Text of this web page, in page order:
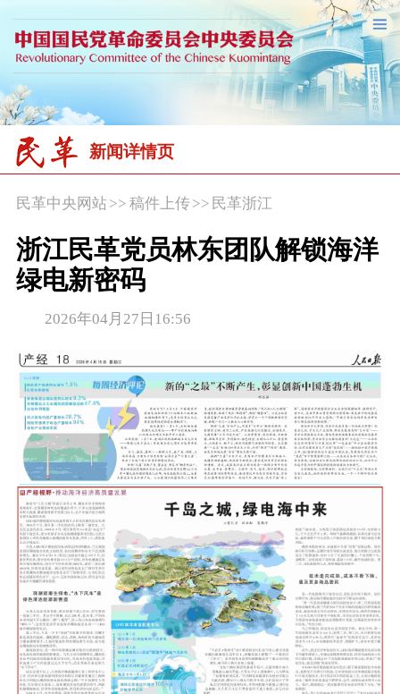
新闻详情页
民革中央网站>> 稿件上传 >> 民革浙江
浙江民革党员林东团队解锁海洋
绿电新密码
2026年04月27日16:56